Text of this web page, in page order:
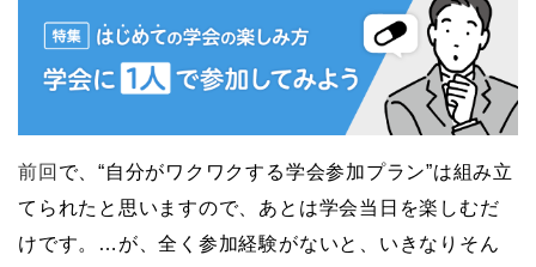
前回 で、“自分がワクワクする学会参加プラン”は組み立
てられたと思いますので、あとは学会当日を楽しむだ
けです。…が、全く参加経験がないと、いきなりそん